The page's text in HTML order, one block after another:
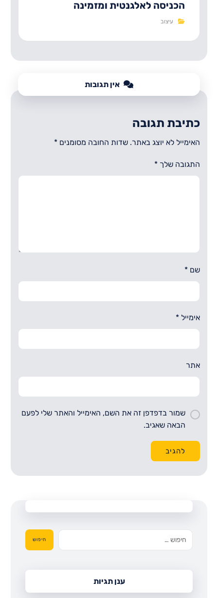
הכניסה לאלגנטית ומזמינה
עיצוב
אין תגובות
כתיבת תגובה
האימייל לא יוצג באתר. שדות החובה מסומנים*
התגובה שלך*
שם*
אימייל*
אתר
שמור בדפדפן זה את השם, האימייל והאתר שלי לפעם
הבאה שאגיב.
להגיב
חיפוש
ענן תגיות